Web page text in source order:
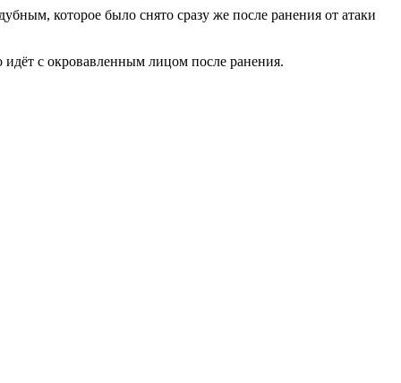
которое было снято сразу же после ранения от атаки
с окровавленным лицом после ранения.